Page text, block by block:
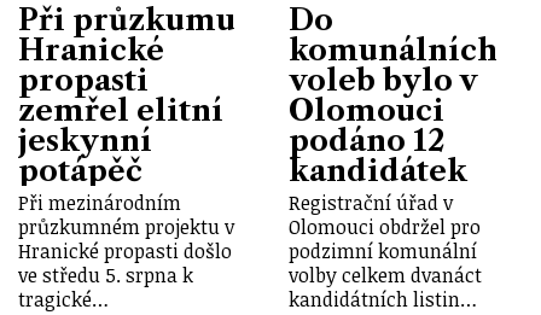
Při průzkumu
Hranické
propasti
zemřel elitní
jeskynní
potápěč
Při mezinárodním
průzkumném projektu v
Hranické propasti došlo
ve středu 5. srpna k
tragické…
Do
komunálních
voleb bylo v
Olomouci
podáno 12
kandidátek
Registrační úřad v
Olomouci obdržel pro
podzimní komunální
volby celkem dvanáct
kandidátních listin…